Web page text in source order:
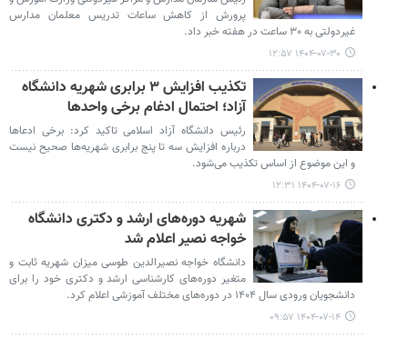
پرورش از کاهش ساعات تدریس معلمان مدارس
غیردولتی به ۳۰ ساعت در هفته خبر داد.
۱۴۰۴-۰۷-۳۰ ۱۲:۵۷
تکذیب افزایش ۳ برابری شهریه دانشگاه
آزاد؛ احتمال ادغام برخی واحدها
رئیس دانشگاه آزاد اسلامی تاکید کرد: برخی ادعاها
درباره افزایش سه تا پنج برابری شهریه‌ها صحیح نیست
و این موضوع از اساس تکذیب می‌شود.
۱۴۰۴-۰۷-۱۶ ۱۲:۳۱
شهریه دوره‌های ارشد و دکتری دانشگاه
خواجه نصیر اعلام شد
دانشگاه خواجه نصیرالدین طوسی میزان شهریه ثابت و
متغیر دوره‌های کارشناسی ارشد و دکتری خود را برای
دانشجویان ورودی سال ۱۴۰۴ در دوره‌های مختلف آموزشی اعلام کرد.
۱۴۰۴-۰۷-۱۴ ۰۹:۵۷